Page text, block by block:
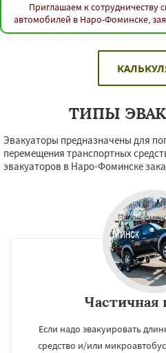
Приглашаем к сотрудничеству
автомобилей в Наро-Фоминске,
ТИПЫ
Эвакуаторы предназначены для
перемещения транспортных
эвакуаторов в Наро-Фоминске
Частичная
Если надо эвакуировать
средство и/или